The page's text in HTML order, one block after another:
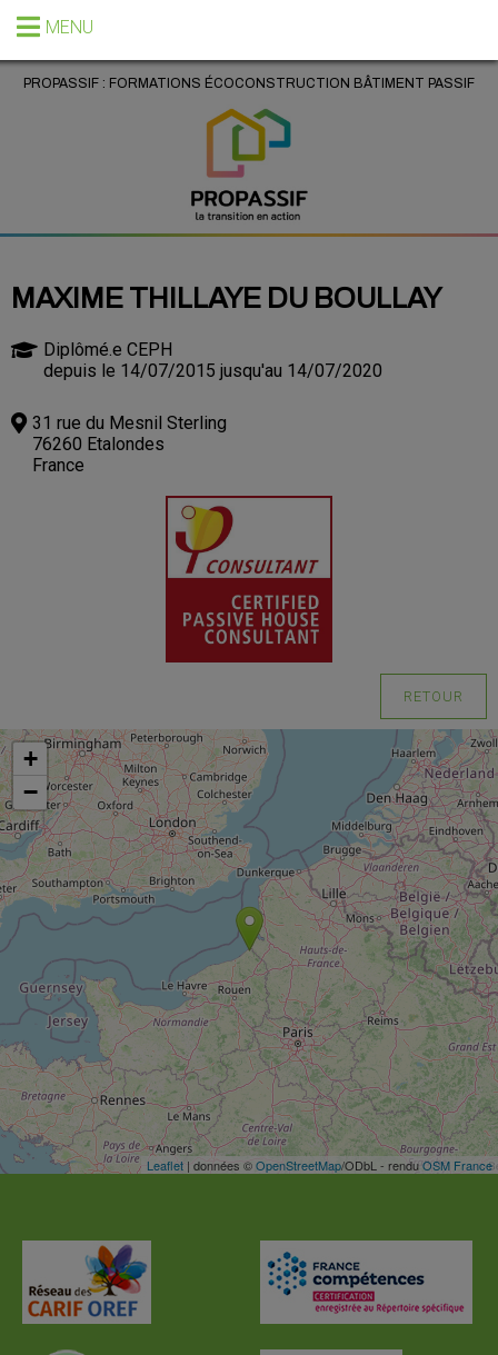
MENU
PROPASSIF : FORMATIONS ÉCOCONSTRUCTION BÂTIMENT PASSIF
MAXIME THILLAYE DU BOULLAY
Diplômé.e CEPH
depuis le 14/07/2015 jusqu'au 14/07/2020
31 rue du Mesnil Sterling
76260 Etalondes
France
RETOUR
+
−
Leaflet | données ©OpenStreetMap/ODbL - renduOSM France